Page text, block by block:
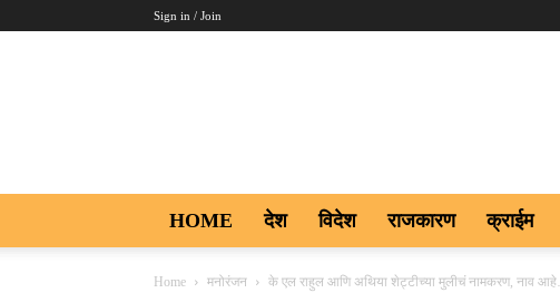
Sign in / Join
HOME देश विदेश राजकारण क्राईम
Home मनोरंजन के एल राहुल आणि अथिया शेट्टीच्या मुलीचं नामकरण, नाव